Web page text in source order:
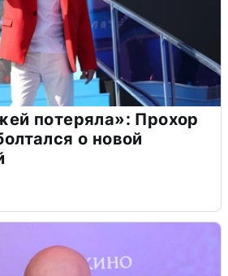
потеряла»: Прохор
о новой